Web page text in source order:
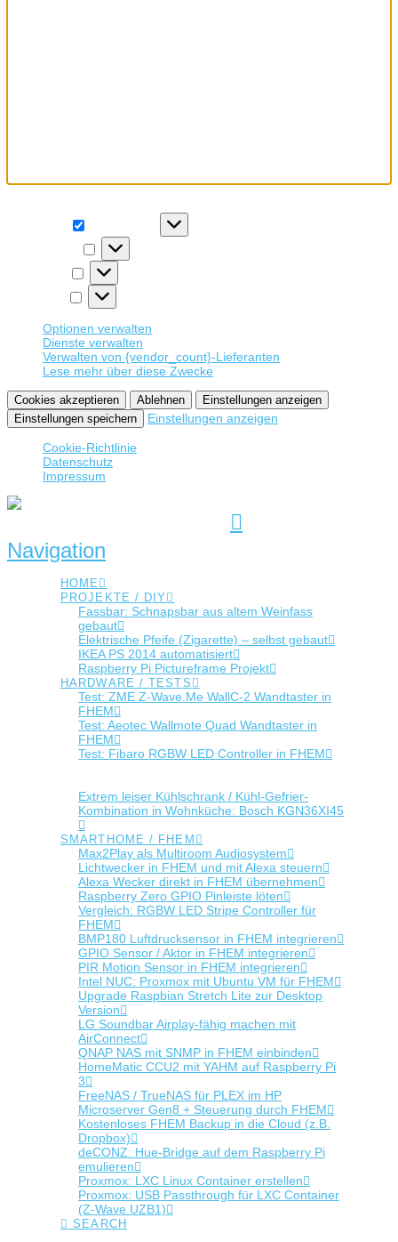
Präferenzen
Statistiken
Marketing
Optionen verwalten
Dienste verwalten
Verwalten von {vendor_count}-Lieferanten
Lese mehr über diese Zwecke
Cookies akzeptieren Ablehnen
Einstellungen anzeigen
Einstellungen speichern
Einstellungen anzeigen
Cookie-Richtlinie
Datenschutz
Impressum
Navigation
HOME
PROJEKTE / DIY
Fassbar: Schnapsbar aus altem Weinfass
gebaut
Elektrische Pfeife (Zigarette) – selbst gebaut
IKEA PS 2014 automatisiert
Raspberry Pi Pictureframe Projekt
HARDWARE / TESTS
Test: ZME Z-Wave.Me WallC-2 Wandtaster in
FHEM
Test: Aeotec Wallmote Quad Wandtaster in
FHEM
Test: Fibaro RGBW LED Controller in FHEM
Extrem leiser Kühlschrank / Kühl-Gefrier-
Kombination in Wohnküche: Bosch KGN36XI45
SMARTHOME / FHEM
Max2Play als Multiroom Audiosystem
Lichtwecker in FHEM und mit Alexa steuern
Alexa Wecker direkt in FHEM übernehmen
Raspberry Zero GPIO Pinleiste löten
Vergleich: RGBW LED Stripe Controller für
FHEM
BMP180 Luftdrucksensor in FHEM integrieren
GPIO Sensor / Aktor in FHEM integrieren
PIR Motion Sensor in FHEM integrieren
Intel NUC: Proxmox mit Ubuntu VM für FHEM
Upgrade Raspbian Stretch Lite zur Desktop
Version
LG Soundbar Airplay-fähig machen mit
AirConnect
QNAP NAS mit SNMP in FHEM einbinden
HomeMatic CCU2 mit YAHM auf Raspberry Pi
3
FreeNAS / TrueNAS für PLEX im HP
Microserver Gen8 + Steuerung durch FHEM
Kostenloses FHEM Backup in die Cloud (z.B.
Dropbox)
deCONZ: Hue-Bridge auf dem Raspberry Pi
emulieren
Proxmox: LXC Linux Container erstellen
Proxmox: USB Passthrough für LXC Container
(Z-Wave UZB1)
SEARCH